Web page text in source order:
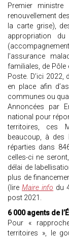
Premier
renouvellement
la carte grise),
appropriation
l’assurance
familiales, de Pôle
Poste. D’ici
en place afin
communes ou
Annoncées par
national pour
territoires, ces
beaucoup, à des
réparties dans
celles-ci ne
délai de
plus de
(lireMaire info du
post 2021.
6 000 agents de
Pour «
territoires », le